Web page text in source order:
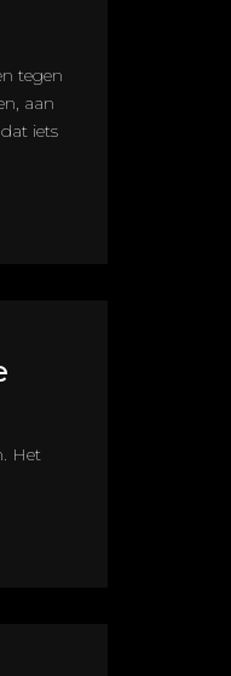
tegen
aan
iets
Het